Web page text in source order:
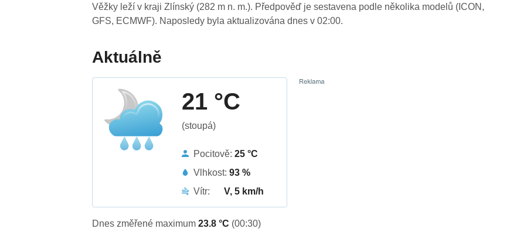
Věžky leží v kraji Zlínský (282 m n. m.). Předpověď je sestavena podle několika modelů (ICON,
GFS, ECMWF). Naposledy byla aktualizována dnes v 02:00.
Aktuálně
21 °C
(stoupá)
Pocitově:25 °C
Vlhkost:93 %
Vítr:
V, 5 km/h
Dnes změřené maximum23.8 °C (00:30)